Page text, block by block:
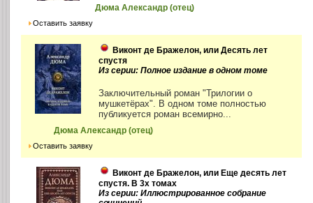
Дюма Александр (отец)
Оставить заявку
Виконт де Бражелон, или Десять лет
спустя
Из серии: Полное издание в одном томе
Заключительный роман "Трилогии о
мушкетёрах". В одном томе полностью
публикуется роман всемирно...
Дюма Александр (отец)
Оставить заявку
Виконт де Бражелон, или Еще десять лет
спустя. В 3х томах
Из серии: Иллюстрированное собрание